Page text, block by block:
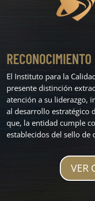
El Instituto para la
presente distinción
atención a su liderazgo,
al desarrollo estratégico
que, la entidad cumple
establecidos del sello de
VER